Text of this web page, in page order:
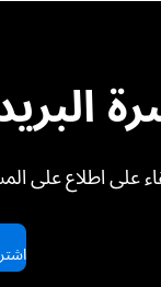
على اطلاع على